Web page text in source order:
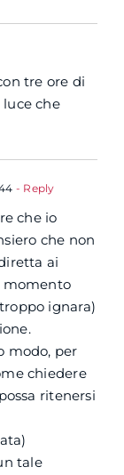
tre ore di
luce che
- Reply
che io
che non
ai
momento
ignara)
modo, per
chiedere
ritenersi
tale